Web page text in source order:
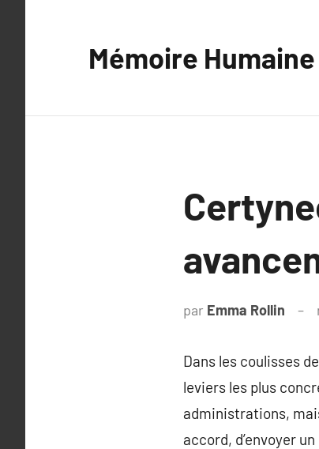
Mémoire Humaine
par Emma Rollin
Dans les coulisses
leviers les plus
administrations,
accord, d’envoyer